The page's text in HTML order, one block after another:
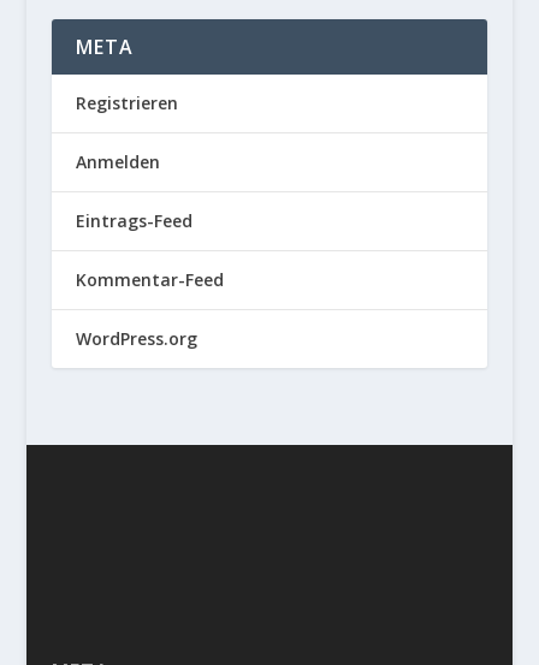
META
Registrieren
Anmelden
Eintrags-Feed
Kommentar-Feed
WordPress.org